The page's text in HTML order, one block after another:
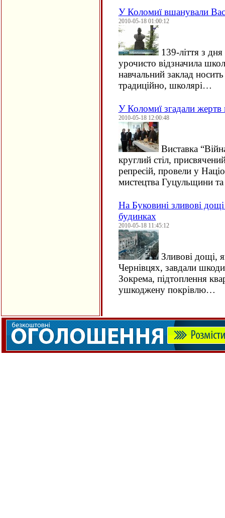
У Коломиї вшанували
2010-05-18 01:00:12
139-ліття з
урочисто відзначила
навчальний заклад
традиційно, школярі…
У Коломиї згадали жертв
2010-05-18 12:00:48
Виставка
круглий стіл,
репресій, провели у
мистецтва Гуцульщини
На Буковині зливові
будинках
2010-05-18 11:45:12
Зливові дощі,
Чернівцях, завдали
Зокрема, підтоплення
ушкоджену покрівлю…